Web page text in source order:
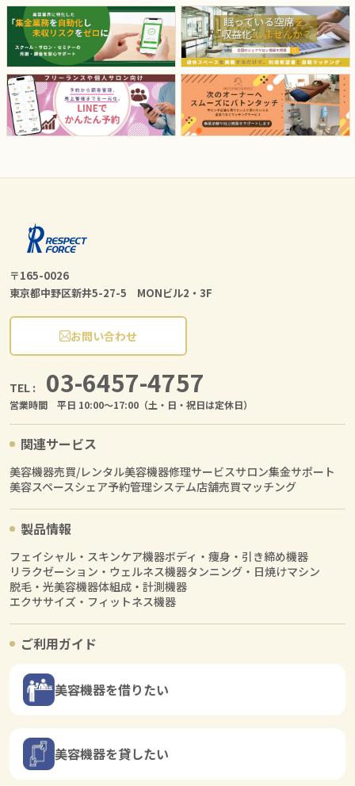
〒165-0026
東京都中野区新井5-27-5 MONビル2・3F
お問い合わせ
TEL : 03-6457-4757
営業時間 平日 10:00〜17:00（土・日・祝日は定休日）
関連サービス
美容機器売買/レンタル美容機器修理サービスサロン集金サポート
美容スペースシェア予約管理システム店舗売買マッチング
製品情報
フェイシャル・スキンケア機器ボディ・痩身・引き締め機器
リラクゼーション・ウェルネス機器タンニング・日焼けマシン
脱毛・光美容機器体組成・計測機器
エクササイズ・フィットネス機器
ご利用ガイド
美容機器を借りたい
美容機器を貸したい